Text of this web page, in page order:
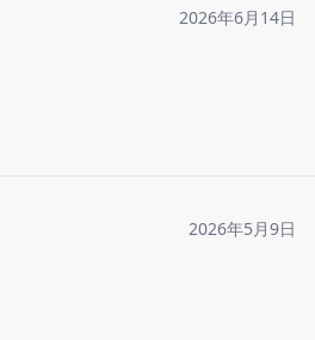
2026年6月14日
2026年5月9日